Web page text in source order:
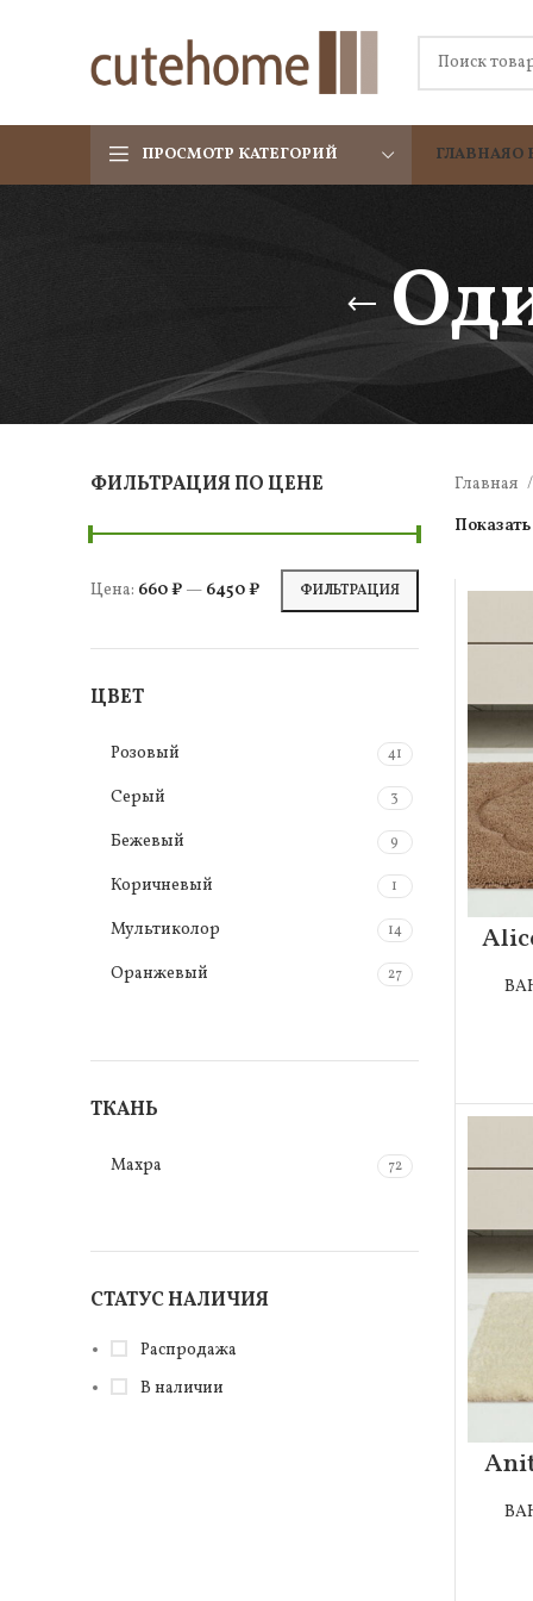
ПРОСМОТР КАТЕГОРИЙ ГЛАВНАЯО
ФИЛЬТРАЦИЯ ПО ЦЕНЕ
ФИЛЬТРАЦИЯ
Цена: 660 ₽ — 6450 ₽
ЦВЕТ
Розовый 41
Серый 3
Бежевый 9
Коричневый 1
Мультиколор 14
Оранжевый 27
ТКАНЬ
Махра 72
СТАТУС НАЛИЧИЯ
Распродажа
В наличии
Главная
Показать